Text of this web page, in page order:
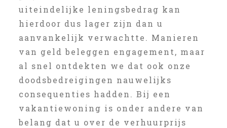
uiteindelijke leningsbedrag kan
hierdoor dus lager zijn dan u
aanvankelijk verwachtte. Manieren
van geld beleggen engagement, maar
al snel ontdekten we dat ook onze
doodsbedreigingen nauwelijks
consequenties hadden. Bij een
vakantiewoning is onder andere van
belang dat u over de verhuurprijs